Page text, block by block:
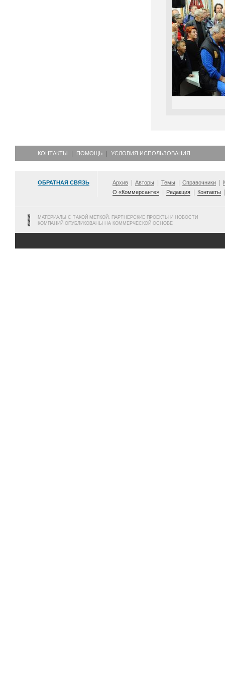
КОНТАКТЫ ПОМОЩЬ УСЛОВИЯ ИСПОЛЬЗОВАНИЯ
ОБРАТНАЯ СВЯЗЬ Архив Авторы Темы Справочники
О «Коммерсанте»
Редакция Контакты
МАТЕРИАЛЫ С ТАКОЙ МЕТКОЙ, ПАРТНЕРСКИЕ ПРОЕКТЫ И НОВОСТИ
КОМПАНИЙ ОПУБЛИКОВАНЫ НА КОММЕРЧЕСКОЙ ОСНОВЕ